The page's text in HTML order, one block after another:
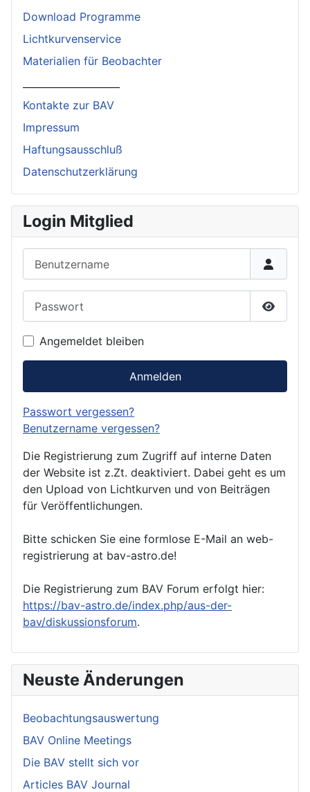
Download Programme
Lichtkurvenservice
Materialien für Beobachter
Kontakte zur BAV
Impressum
Haftungsausschluß
Datenschutzerklärung
Login Mitglied
Angemeldet bleiben
Anmelden
Passwort vergessen?
Benutzername vergessen?
Die Registrierung zum Zugriff auf interne Daten
der Website ist z.Zt. deaktiviert. Dabei geht es um
den Upload von Lichtkurven und von Beiträgen
für Veröffentlichungen.
Bitte schicken Sie eine formlose E-Mail an web-
registrierung at bav-astro.de!
Die Registrierung zum BAV Forum erfolgt hier:
https://bav-astro.de/index.php/aus-der-
bav/diskussionsforum.
Neuste Änderungen
Beobachtungsauswertung
BAV Online Meetings
Die BAV stellt sich vor
Articles BAV Journal